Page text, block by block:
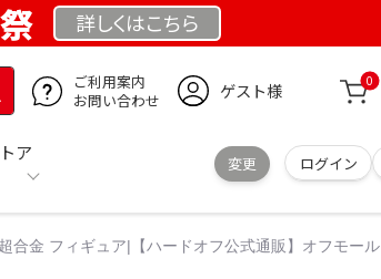
詳しくはこちら
ご利用案内
お問い合わせ
ゲスト様 0
ア
変更 ログイン
合金 フィギュア|【ハードオフ公式通販】オフモール